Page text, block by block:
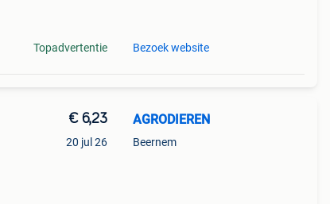
Topadvertentie Bezoek website
€ 6,23
20 jul 26
AGRODIEREN
Beernem